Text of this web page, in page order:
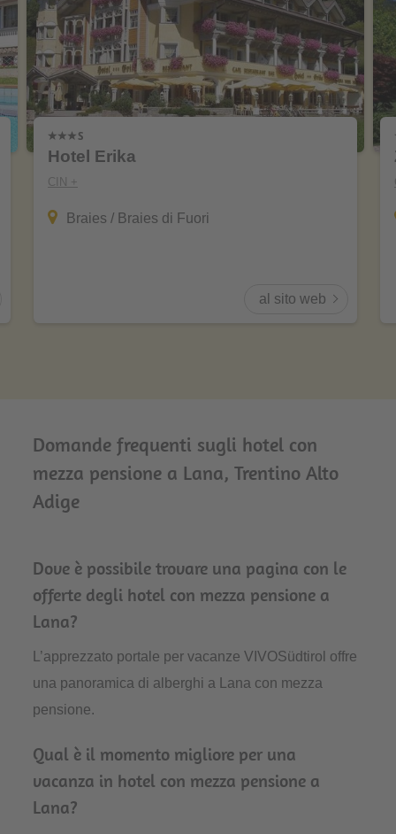
Hotel Erika
CIN +
Braies / Braies di Fuori
al sito web
Domande frequenti sugli hotel con
mezza pensione a Lana, Trentino Alto
Adige
Dove è possibile trovare una pagina con le
offerte degli hotel con mezza pensione a
Lana?
L’apprezzato portale per vacanze VIVOSüdtirol offre
una panoramica di alberghi a Lana con mezza
pensione.
Qual è il momento migliore per una
vacanza in hotel con mezza pensione a
Lana?